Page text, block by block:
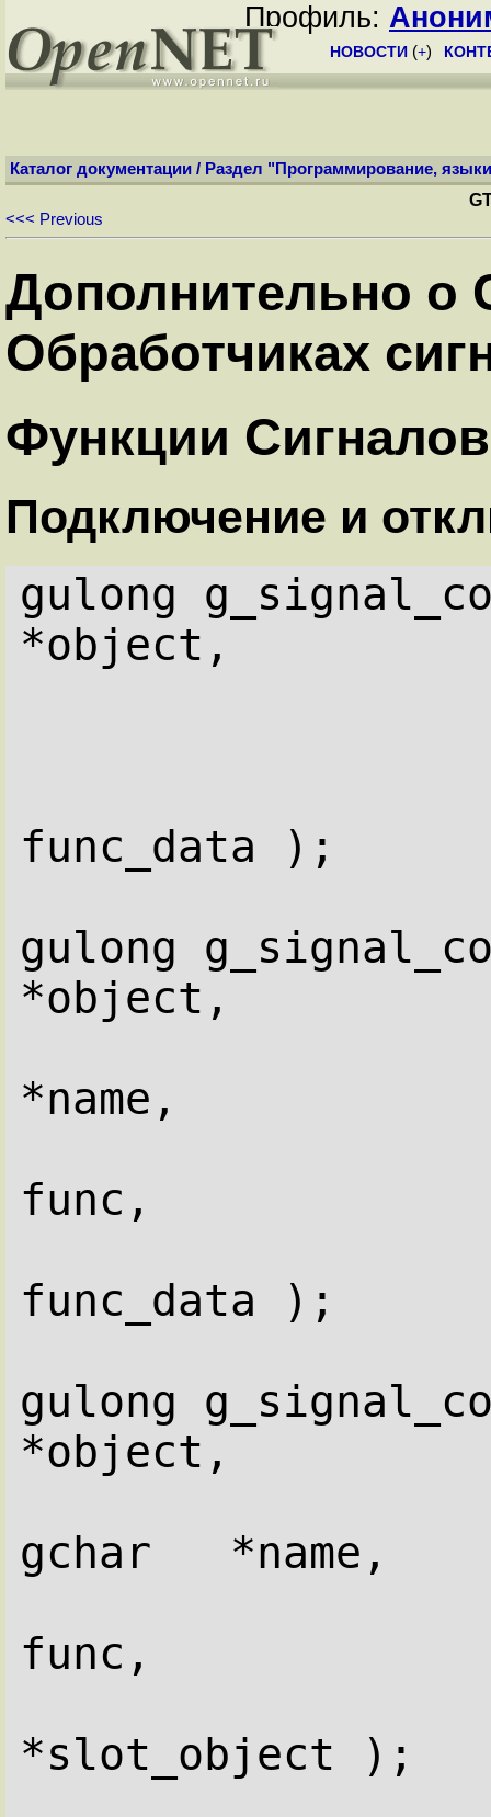
Профиль:
НОВОСТИ (+)
Каталог документации / Раздел "Программирование,
<<< Previous
Дополнительно о
Обработчиках
Функции
Подключение и
gulong
*object,
func_data );
gulong
*object,
*name,
func,
func_data );
gulong
*object,
gchar   *name,
func,
*slot_object );